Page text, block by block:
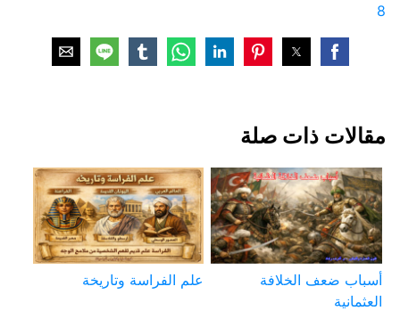
8
مقالات ذات صلة
أسباب ضعف الخلافة
العثمانية
علم الفراسة وتاريخة